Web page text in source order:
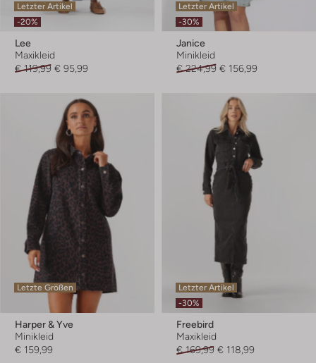
Letzter Artikel
-20%
Lee
Maxikleid
€ 119,99 € 95,99
Letzter Artikel
-30%
Janice
Minikleid
€ 224,99 € 156,99
Letzte Größen
Harper & Yve
Minikleid
€ 159,99
Letzter Artikel
-30%
Freebird
Maxikleid
€ 169,99 € 118,99